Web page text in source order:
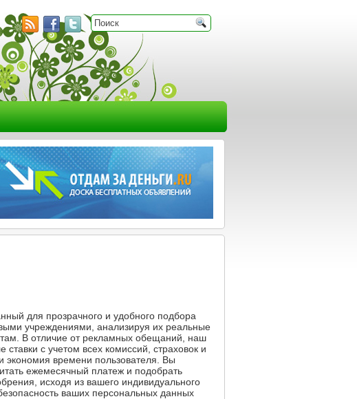
для прозрачного и удобного подбора
учреждениями, анализируя их реальные
В отличие от рекламных обещаний, наш
с учетом всех комиссий, страховок и
экономия времени пользователя. Вы
ежемесячный платеж и подобрать
исходя из вашего индивидуального
ваших персональных данных